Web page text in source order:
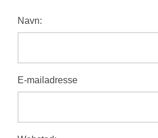
Navn:
E-mailadresse